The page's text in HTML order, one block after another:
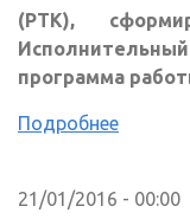
(РТК),
программа
Подробнее
21/01/2016 - 00:00